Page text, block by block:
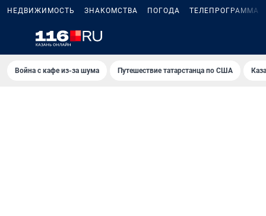
НЕДВИЖИМОСТЬ ЗНАКОМСТВА ПОГОДА ТЕЛЕПРОГРАММА
Война с кафе из-за шума Путешествие татарстанца по США